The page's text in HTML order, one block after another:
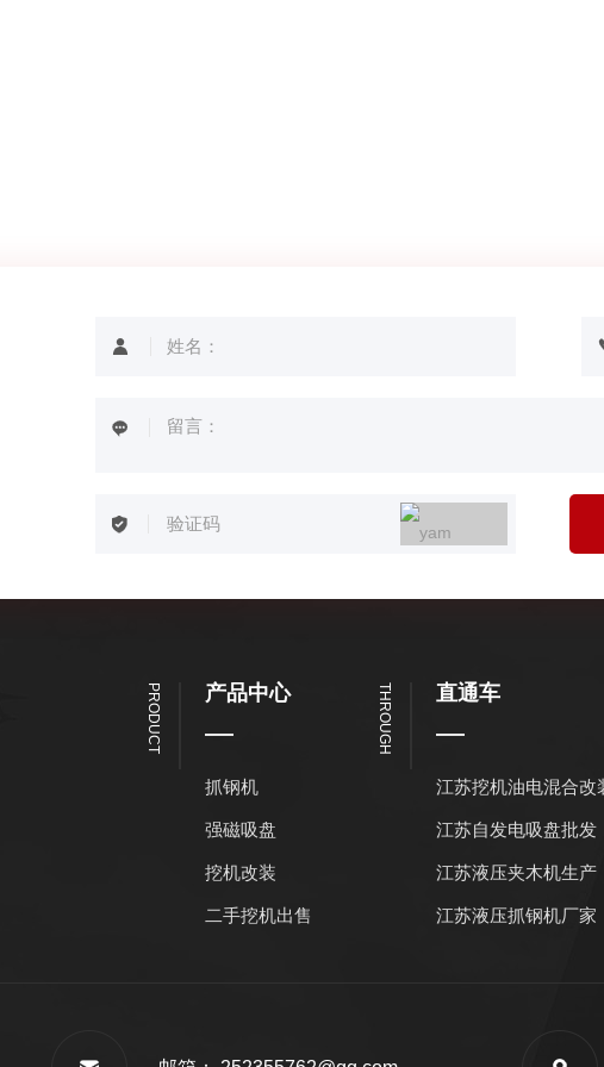
产品中心
PRODUCT
抓钢机
强磁吸盘
挖机改装
二手挖机出售
直通车
THROUGH
江苏挖机油电混合改
江苏自发电吸盘批发
江苏液压夹木机生产
江苏液压抓钢机厂家